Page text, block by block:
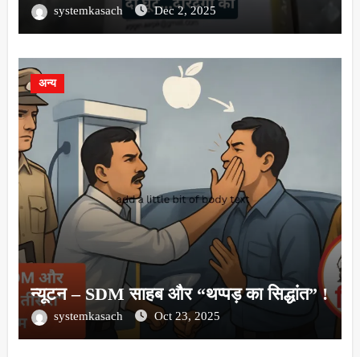
systemkasach Dec 2, 2025
अन्य
न्यूटन – SDM साहब और “थप्पड़ का सिद्धांत” !
systemkasach Oct 23, 2025